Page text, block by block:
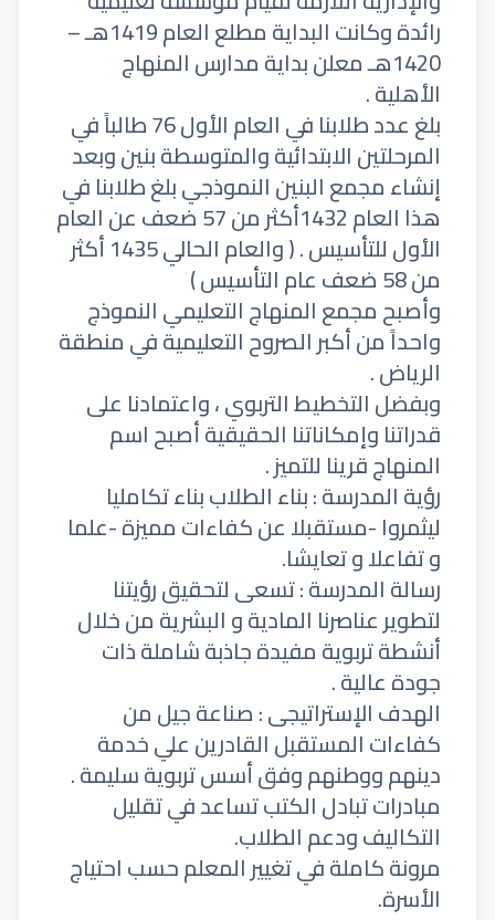
رائدة وكانت البداية مطلع العام 1419هـ –
1420هـ معلن بداية مدارس المنهاج
الأهلية .
بلغ عدد طلابنا في العام الأول 76 طالباً في
المرحلتين الابتدائية والمتوسطة بنين وبعد
إنشاء مجمع البنين النموذجي بلغ طلابنا في
هذا العام 1432أكثر من 57 ضعف عن العام
الأول للتأسيس . ( والعام الحالي 1435 أكثر
من 58 ضعف عام التأسيس )
وأصبح مجمع المنهاج التعليمي النموذج
واحداً من أكبر الصروح التعليمية في منطقة
الرياض .
وبفضل التخطيط التربوي ، واعتمادنا على
قدراتنا وإمكاناتنا الحقيقية أصبح اسم
المنهاج قرينا للتميز .
رؤية المدرسة : بناء الطلاب بناء تكامليا
ليثمروا -مستقبلا عن كفاءات مميزة -علما
و تفاعلا و تعايشا.
رسالة المدرسة : تسعى لتحقيق رؤيتنا
لتطوير عناصرنا المادية و البشرية من خلال
أنشطة تربوية مفيدة جاذبة شاملة ذات
جودة عالية .
الهدف الإستراتيجى : صناعة جيل من
كفاءات المستقبل القادرين علي خدمة
دينهم ووطنهم وفق أسس تربوية سليمة .
مبادرات تبادل الكتب تساعد في تقليل
التكاليف ودعم الطلاب.
مرونة كاملة في تغيير المعلم حسب احتياج
الأسرة.